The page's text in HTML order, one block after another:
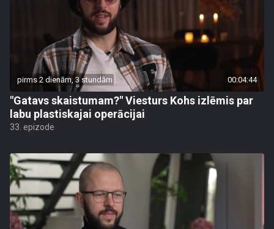
pirms 2 dienām, 3 stundām 00:04:44
"Gatavs skaistumam?" Viesturs Kohs izlēmis par
labu plastiskajai operācijai
33. epizode